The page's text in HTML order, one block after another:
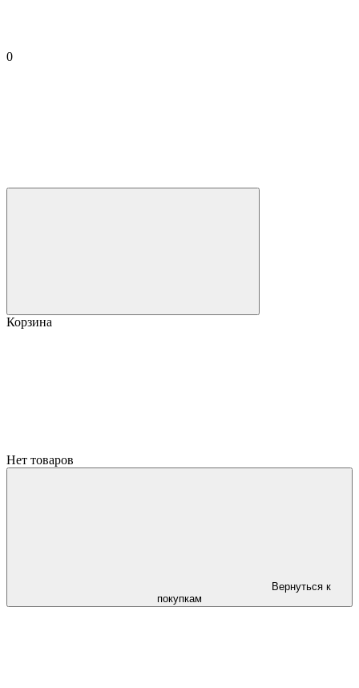
0
Корзина
Нет товаров
Вернуться к
покупкам